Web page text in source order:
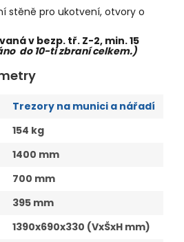
stěně pro ukotvení, otvory o
v bezp. tř. Z-2, min. 15
do 10-ti zbraní celkem.)
Trezory na munici a nářadí
154 kg
1400 mm
700 mm
395 mm
1390x690x330 (VxŠxH mm)